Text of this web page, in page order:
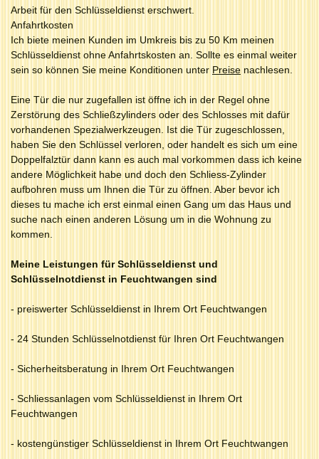
Arbeit für den Schlüsseldienst erschwert.
Anfahrtkosten
Ich biete meinen Kunden im Umkreis bis zu 50 Km meinen
Schlüsseldienst ohne Anfahrtskosten an. Sollte es einmal weiter
sein so können Sie meine Konditionen unter Preise nachlesen.
Eine Tür die nur zugefallen ist öffne ich in der Regel ohne
Zerstörung des Schließzylinders oder des Schlosses mit dafür
vorhandenen Spezialwerkzeugen. Ist die Tür zugeschlossen,
haben Sie den Schlüssel verloren, oder handelt es sich um eine
Doppelfalztür dann kann es auch mal vorkommen dass ich keine
andere Möglichkeit habe und doch den Schliess-Zylinder
aufbohren muss um Ihnen die Tür zu öffnen. Aber bevor ich
dieses tu mache ich erst einmal einen Gang um das Haus und
suche nach einen anderen Lösung um in die Wohnung zu
kommen.
Meine Leistungen für Schlüsseldienst und
Schlüsselnotdienst in Feuchtwangen sind
- preiswerter Schlüsseldienst in Ihrem Ort Feuchtwangen
- 24 Stunden Schlüsselnotdienst für Ihren Ort Feuchtwangen
- Sicherheitsberatung in Ihrem Ort Feuchtwangen
- Schliessanlagen vom Schlüsseldienst in Ihrem Ort
Feuchtwangen
- kostengünstiger Schlüsseldienst in Ihrem Ort Feuchtwangen